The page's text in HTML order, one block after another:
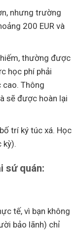
nhưng trường
200 EUR và
thường được
học phí phải
cao. Thông
sẽ được hoàn lại
trí ký túc xá. Học
kỳ).
sứ quán:
tế, vì bạn không
bảo lãnh) chỉ